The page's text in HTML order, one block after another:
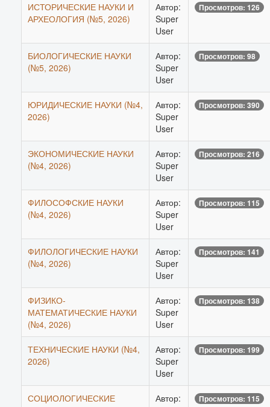
ИСТОРИЧЕСКИЕ НАУКИ И
АРХЕОЛОГИЯ (№5, 2026)
Автор:
Super
User
Просмотров: 126
БИОЛОГИЧЕСКИЕ НАУКИ
(№5, 2026)
Автор:
Super
User
Просмотров: 98
ЮРИДИЧЕСКИЕ НАУКИ (№4,
2026)
Автор:
Super
User
Просмотров: 390
ЭКОНОМИЧЕСКИЕ НАУКИ
(№4, 2026)
Автор:
Super
User
Просмотров: 216
ФИЛОСОФСКИЕ НАУКИ
(№4, 2026)
Автор:
Super
User
Просмотров: 115
ФИЛОЛОГИЧЕСКИЕ НАУКИ
(№4, 2026)
Автор:
Super
User
Просмотров: 141
ФИЗИКО-
МАТЕМАТИЧЕСКИЕ НАУКИ
(№4, 2026)
Автор:
Super
User
Просмотров: 138
ТЕХНИЧЕСКИЕ НАУКИ (№4,
2026)
Автор:
Super
User
Просмотров: 199
СОЦИОЛОГИЧЕСКИЕ
Автор:
Просмотров: 115